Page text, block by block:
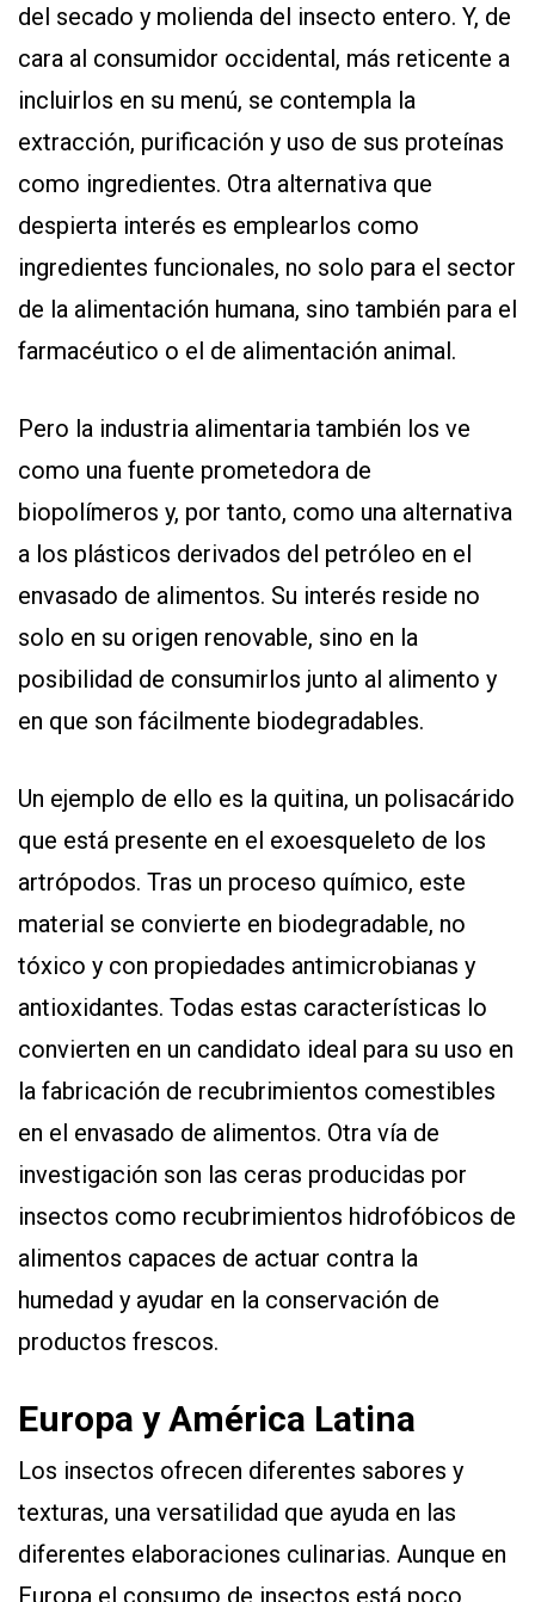
del secado y molienda del insecto entero. Y, de
cara al consumidor occidental, más reticente a
incluirlos en su menú, se contempla la
extracción, purificación y uso de sus proteínas
como ingredientes. Otra alternativa que
despierta interés es emplearlos como
ingredientes funcionales, no solo para el sector
de la alimentación humana, sino también para el
farmacéutico o el de alimentación animal.
Pero la industria alimentaria también los ve
como una fuente prometedora de
biopolímeros y, por tanto, como una alternativa
a los plásticos derivados del petróleo en el
envasado de alimentos. Su interés reside no
solo en su origen renovable, sino en la
posibilidad de consumirlos junto al alimento y
en que son fácilmente biodegradables.
Un ejemplo de ello es la quitina, un polisacárido
que está presente en el exoesqueleto de los
artrópodos. Tras un proceso químico, este
material se convierte en biodegradable, no
tóxico y con propiedades antimicrobianas y
antioxidantes. Todas estas características lo
convierten en un candidato ideal para su uso en
la fabricación de recubrimientos comestibles
en el envasado de alimentos. Otra vía de
investigación son las ceras producidas por
insectos como recubrimientos hidrofóbicos de
alimentos capaces de actuar contra la
humedad y ayudar en la conservación de
productos frescos.
Europa y América Latina
Los insectos ofrecen diferentes sabores y
texturas, una versatilidad que ayuda en las
diferentes elaboraciones culinarias. Aunque en
Europa el consumo de insectos está poco